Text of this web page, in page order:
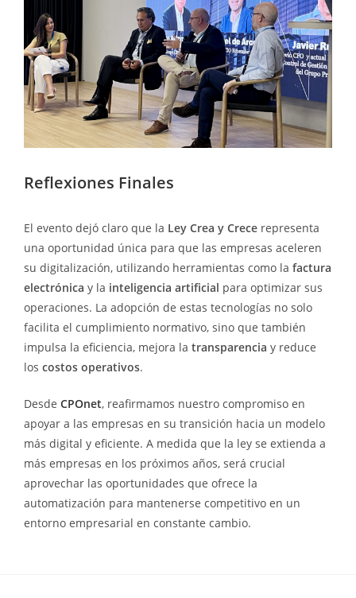
Reflexiones Finales
El evento dejó claro que la Ley Crea y Crece representa
una oportunidad única para que las empresas aceleren
su digitalización, utilizando herramientas como la factura
electrónica y la inteligencia artificial para optimizar sus
operaciones. La adopción de estas tecnologías no solo
facilita el cumplimiento normativo, sino que también
impulsa la eficiencia, mejora la transparencia y reduce
los costos operativos.
Desde CPOnet, reafirmamos nuestro compromiso en
apoyar a las empresas en su transición hacia un modelo
más digital y eficiente. A medida que la ley se extienda a
más empresas en los próximos años, será crucial
aprovechar las oportunidades que ofrece la
automatización para mantenerse competitivo en un
entorno empresarial en constante cambio.